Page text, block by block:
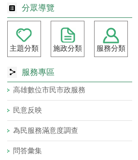
分眾導覽
主題分類 施政分類 服務分類
服務專區
高雄數位市民市政服務
民意反映
為民服務滿意度調查
問答彙集